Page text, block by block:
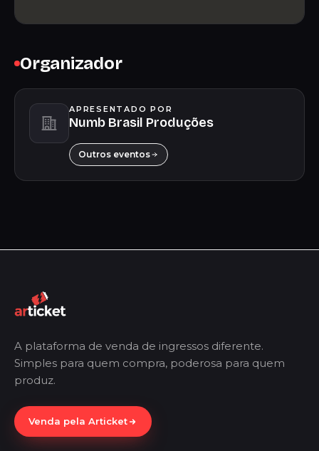
Organizador
APRESENTADO POR
Numb Brasil Produções
Outros eventos
A plataforma de venda de ingressos diferente.
Simples para quem compra, poderosa para quem
produz.
Venda pela Articket